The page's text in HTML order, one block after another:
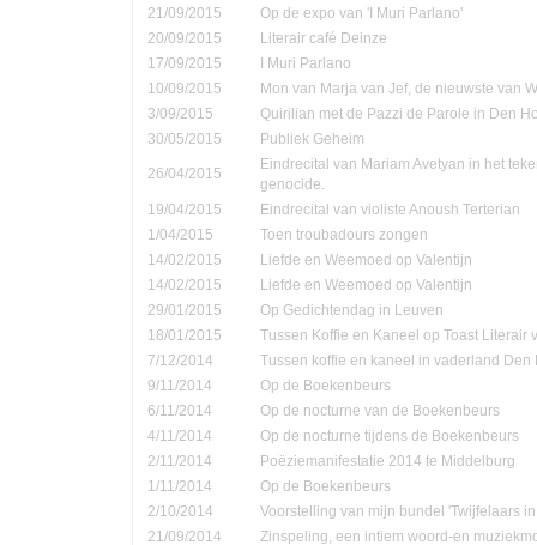
21/09/2015
Op de expo van 'I Muri Parlano'
20/09/2015
Literair café Deinze
17/09/2015
I Muri Parlano
10/09/2015
Mon van Marja van Jef, de nieuwste van
3/09/2015
Quirilian met de Pazzi de Parole in Den
30/05/2015
Publiek Geheim
26/04/2015
Eindrecital van Mariam Avetyan in het
genocide.
19/04/2015
Eindrecital van violiste Anoush Terterian
1/04/2015
Toen troubadours zongen
14/02/2015
Liefde en Weemoed op Valentijn
14/02/2015
Liefde en Weemoed op Valentijn
29/01/2015
Op Gedichtendag in Leuven
18/01/2015
Tussen Koffie en Kaneel op Toast Literair
7/12/2014
Tussen koffie en kaneel in vaderland Den
9/11/2014
Op de Boekenbeurs
6/11/2014
Op de nocturne van de Boekenbeurs
4/11/2014
Op de nocturne tijdens de Boekenbeurs
2/11/2014
Poëziemanifestatie 2014 te Middelburg
1/11/2014
Op de Boekenbeurs
2/10/2014
Voorstelling van mijn bundel 'Twijfelaars
21/09/2014
Zinspeling, een intiem woord-en